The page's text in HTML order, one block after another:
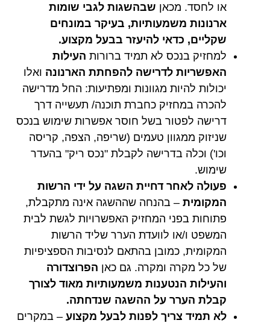
או לחסד. מכאן שבהשגות לגבי שומות
ארנונות משמעותיות, בעיקר במונחים
שקליים, כדאי להיעזר בבעל מקצוע.
למחזיק בנכס לא תמיד ברורות העילות
האפשריות לדרישה להפחתת הארנונה ואלו
יכולות להיות מגוונות ומפתיעות: החל מדרישה
להכרה במחזיק כחברת תוכנה/ תעשייה דרך
דרישה לפטור בשל חוסר אפשרות שימוש בנכס
שניזוק ממגוון טעמים (שריפה, הצפה, קריסה
וכו') וכלה בדרישה לקבלת "נכס ריק" בהעדר
שימוש.
פעולה לאחר דחיית השגה על ידי הרשות
המקומית – בהנחה שההשגה אינה מתקבלת,
פתוחות בפני המחזיק האפשרויות לגשת לבית
המשפט ו/או לוועדת הערר שליד הרשות
המקומית, כמובן בהתאם לנסיבות הספציפיות
של כל מקרה ומקרה. גם כאן הפרוצדורה
והעילות הנטענות משמעותיות מאוד לצורך
קבלת הערר על ההשגה שנדחתה.
לא תמיד צריך לפנות לבעל מקצוע – במקרים